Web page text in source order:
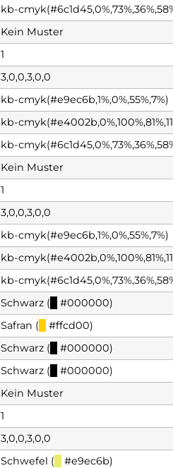
kb-
Kein Muster
1
3,0,0,3,0,0
kb-cmyk(#e9ec6b,1%,0%,55%,7%)
kb-
kb-
Kein Muster
1
3,0,0,3,0,0
kb-cmyk(#e9ec6b,1%,0%,55%,7%)
kb-
kb-
Schwarz (
#000000)
Safran (
#ffcd00)
Schwarz (
#000000)
Schwarz (
#000000)
Kein Muster
1
3,0,0,3,0,0
Schwefel (
#e9ec6b)